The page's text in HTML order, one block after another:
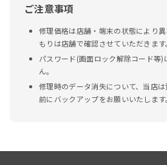
ご注意事項
修理価格は店舗・端末の状態により
もりは店舗で確認させていただきます
パスワード(画面ロック解除コード等
ん。
修理時のデータ消失について、当店
前にバックアップをお願いいたします